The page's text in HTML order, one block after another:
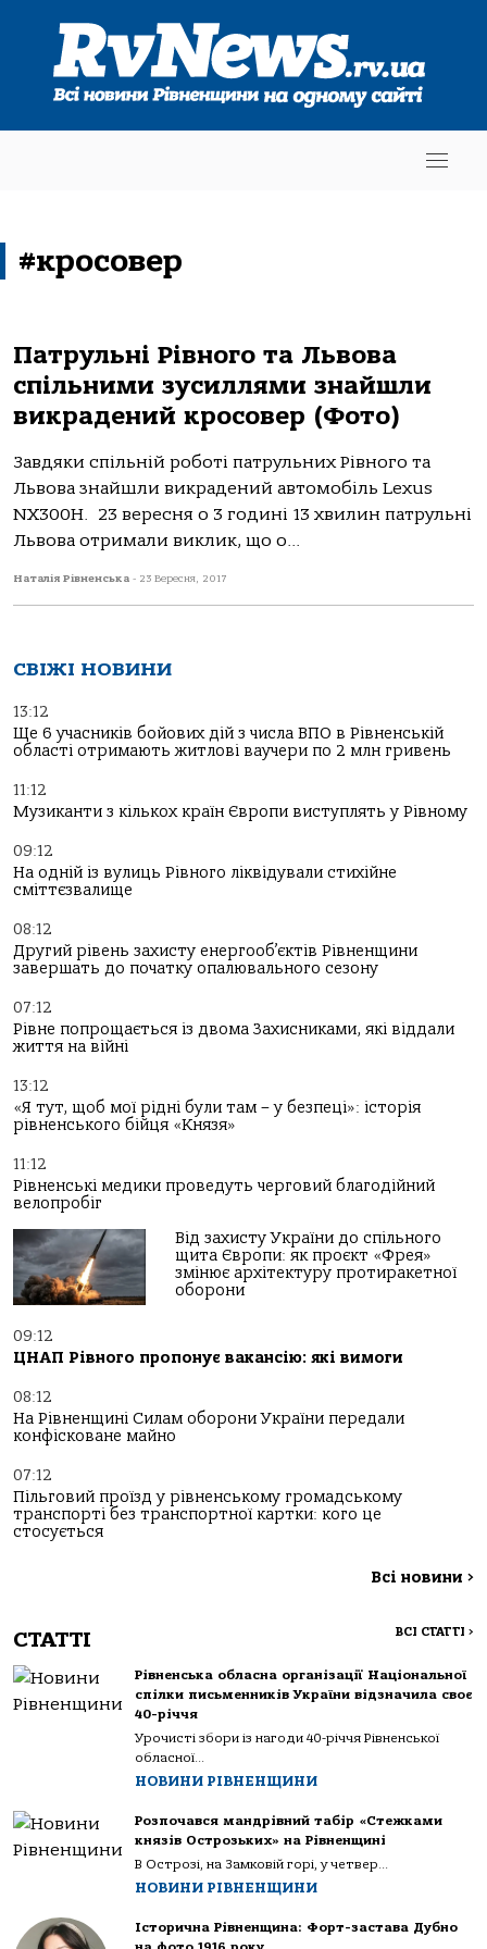
#кросовер
Патрульні Рівного та Львова
спільними зусиллями знайшли
викрадений кросовер (Фото)
Завдяки спільній роботі патрульних Рівного та
Львова знайшли викрадений автомобіль Lexus
NX300H. 23 вересня о 3 годині 13 хвилин патрульні
Львова отримали виклик, що о...
Наталія Рівненська - 23 Вересня, 2017
СВІЖІ НОВИНИ
13:12
Ще 6 учасників бойових дій з числа ВПО в Рівненській
області отримають житлові ваучери по 2 млн гривень
11:12
Музиканти з кількох країн Європи виступлять у Рівному
09:12
На одній із вулиць Рівного ліквідували стихійне
сміттєзвалище
08:12
Другий рівень захисту енергооб’єктів Рівненщини
завершать до початку опалювального сезону
07:12
Рівне попрощається із двома Захисниками, які віддали
життя на війні
13:12
«Я тут, щоб мої рідні були там – у безпеці»: історія
рівненського бійця «Князя»
11:12
Рівненські медики проведуть черговий благодійний
велопробіг
Від захисту України до спільного
щита Європи: як проєкт «Фрея»
змінює архітектуру протиракетної
оборони
09:12
ЦНАП Рівного пропонує вакансію: які вимоги
08:12
На Рівненщині Силам оборони України передали
конфісковане майно
07:12
Пільговий проїзд у рівненському громадському
транспорті без транспортної картки: кого це
стосується
Всі новини >
СТАТТІ ВСІ СТАТТІ >
Рівненська обласна організації Національної
спілки письменників України відзначила своє
40-річчя
Урочисті збори із нагоди 40-річчя Рівненської
обласної...
НОВИНИ РІВНЕНЩИНИ
Розпочався мандрівний табір «Стежками
князів Острозьких» на Рівненщині
В Острозі, на Замковій горі, у четвер...
НОВИНИ РІВНЕНЩИНИ
Історична Рівненщина: Форт-застава Дубно